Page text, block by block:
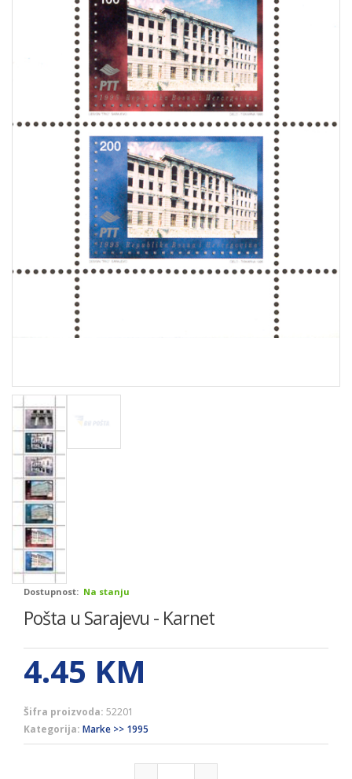
Dostupnost: Na stanju
Pošta u Sarajevu - Karnet
4.45 KM
Šifra proizvoda: 52201
Kategorija: Marke >> 1995